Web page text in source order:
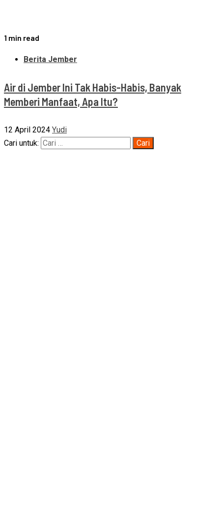
1 min read
Berita Jember
Air di Jember Ini Tak Habis-Habis, Banyak
Memberi Manfaat, Apa Itu?
12 April 2024 Yudi
Cari untuk: